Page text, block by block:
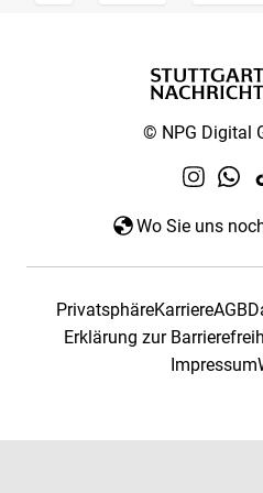
© NPG Digital
Wo Sie uns
PrivatsphäreKarriereAGB
Erklärung zur
Impressum